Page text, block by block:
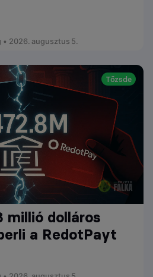
2026. augusztus 5.
Tőzsde
millió dolláros
a RedotPayt